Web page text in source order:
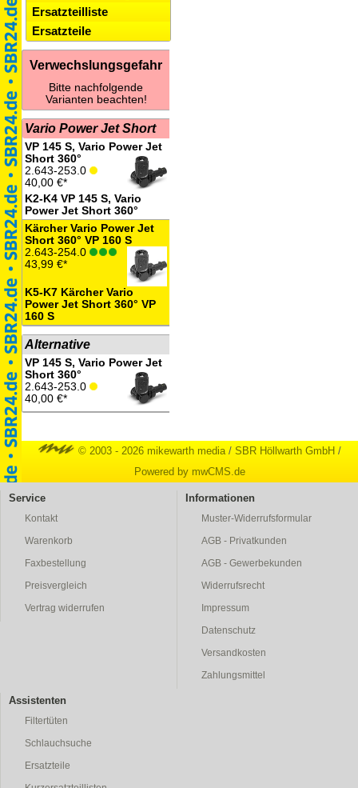
Ersatzteilliste
Ersatzteile
Verwechslungsgefahr
Bitte nachfolgende
Varianten beachten!
Vario Power Jet Short
VP 145 S, Vario Power Jet
Short 360°
2.643-253.0
40,00 €*
K2-K4 VP 145 S, Vario
Power Jet Short 360°
Kärcher Vario Power Jet
Short 360° VP 160 S
2.643-254.0
43,99 €*
K5-K7 Kärcher Vario
Power Jet Short 360° VP
160 S
Alternative
VP 145 S, Vario Power Jet
Short 360°
2.643-253.0
40,00 €*
© 2003 - 2026 mikewarth media/ SBR Höllwarth GmbH /
Powered by mwCMS.de
Service
Kontakt
Warenkorb
Faxbestellung
Preisvergleich
Vertrag widerrufen
Informationen
Muster-Widerrufsformular
AGB - Privatkunden
AGB - Gewerbekunden
Widerrufsrecht
Impressum
Datenschutz
Versandkosten
Zahlungsmittel
Assistenten
Filtertüten
Schlauchsuche
Ersatzteile